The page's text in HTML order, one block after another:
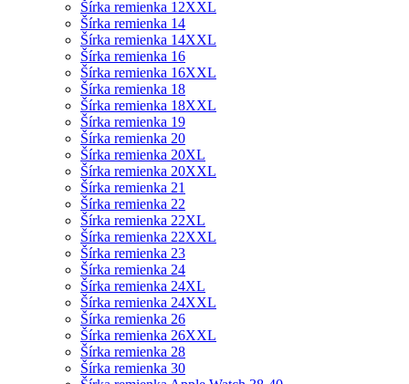
Šírka remienka 12XXL
Šírka remienka 14
Šírka remienka 14XXL
Šírka remienka 16
Šírka remienka 16XXL
Šírka remienka 18
Šírka remienka 18XXL
Šírka remienka 19
Šírka remienka 20
Šírka remienka 20XL
Šírka remienka 20XXL
Šírka remienka 21
Šírka remienka 22
Šírka remienka 22XL
Šírka remienka 22XXL
Šírka remienka 23
Šírka remienka 24
Šírka remienka 24XL
Šírka remienka 24XXL
Šírka remienka 26
Šírka remienka 26XXL
Šírka remienka 28
Šírka remienka 30